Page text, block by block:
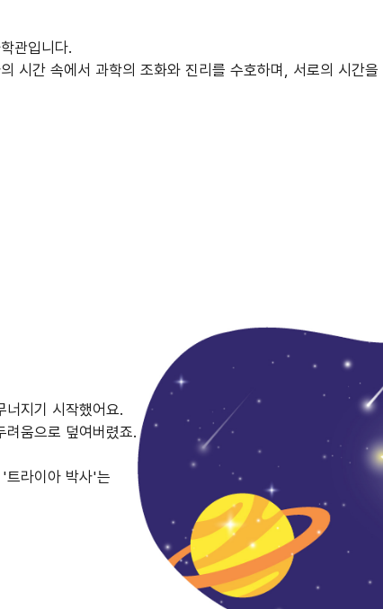
관입니다.
시간 속에서 과학의 조화와 진리를 수호하며, 서로의 시간
너지기 시작했어요.
움으로 덮여버렸죠.
트라이아 박사'는